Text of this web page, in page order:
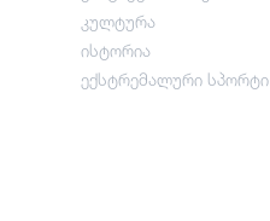
კულტურა
ისტორია
ექსტრემალური სპორტი